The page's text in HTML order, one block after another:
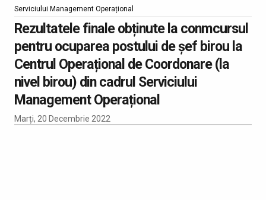
Serviciului Management Operațional
Rezultatele finale obținute la conmcursul
pentru ocuparea postului de şef birou la
Centrul Operațional de Coordonare (la
nivel birou) din cadrul Serviciului
Management Operațional
Marți, 20 Decembrie 2022